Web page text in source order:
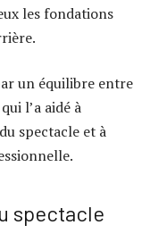
les fondations
un équilibre entre
l’a aidé à
spectacle et à
spectacle